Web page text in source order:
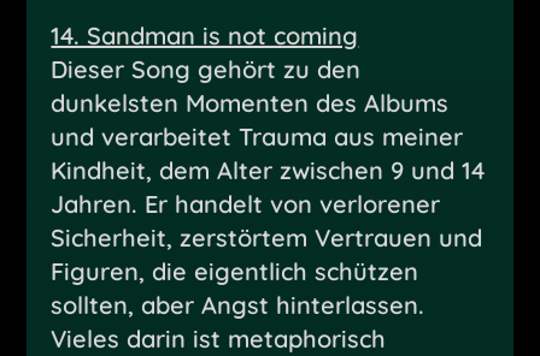
14. Sandman is not coming
Dieser Song gehört zu den
dunkelsten Momenten des Albums
und verarbeitet Trauma aus meiner
Kindheit, dem Alter zwischen 9 und 14
Jahren. Er handelt von verlorener
Sicherheit, zerstörtem Vertrauen und
Figuren, die eigentlich schützen
sollten, aber Angst hinterlassen.
Vieles darin ist metaphorisch